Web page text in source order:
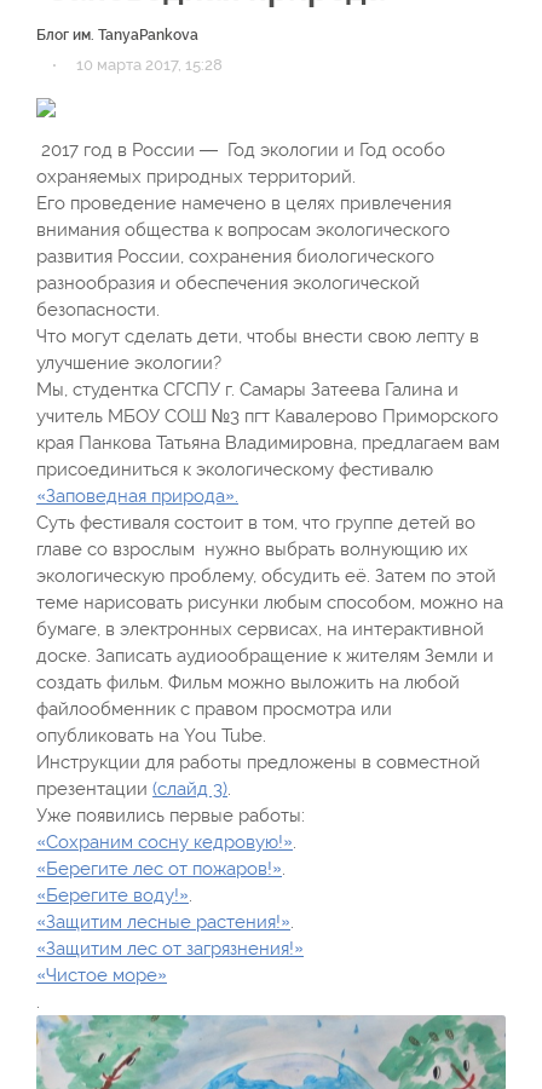
Блог им. TanyaPankova
· 10 марта 2017, 15:28
2017 год в России — Год экологии и Год особо
охраняемых природных территорий.
Его проведение намечено в целях привлечения
внимания общества к вопросам экологического
развития России, сохранения биологического
разнообразия и обеспечения экологической
безопасности.
Что могут сделать дети, чтобы внести свою лепту в
улучшение экологии?
Мы, студентка СГСПУ г. Самары Затеева Галина и
учитель МБОУ СОШ №3 пгт Кавалерово Приморского
края Панкова Татьяна Владимировна, предлагаем вам
присоединиться к экологическому фестивалю
«Заповедная природа».
Суть фестиваля состоит в том, что группе детей во
главе со взрослым нужно выбрать волнующию их
экологическую проблему, обсудить её. Затем по этой
теме нарисовать рисунки любым способом, можно на
бумаге, в электронных сервисах, на интерактивной
доске. Записать аудиообращение к жителям Земли и
создать фильм. Фильм можно выложить на любой
файлообменник с правом просмотра или
опубликовать на You Tube.
Инструкции для работы предложены в совместной
презентации (слайд 3).
Уже появились первые работы:
«Сохраним сосну кедровую!».
«Берегите лес от пожаров!».
«Берегите воду!».
«Защитим лесные растения!».
«Защитим лес от загрязнения!»
«Чистое море»
.